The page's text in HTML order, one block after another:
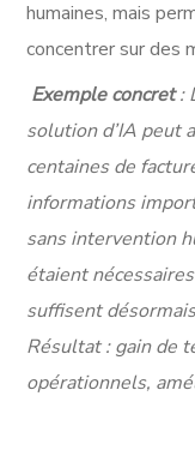
humaines, mais
concentrer sur des
Exemple concret:
solution d’IA peut
centaines de
informations
sans intervention
étaient
suffisent
Résultat : gain de
opérationnels,